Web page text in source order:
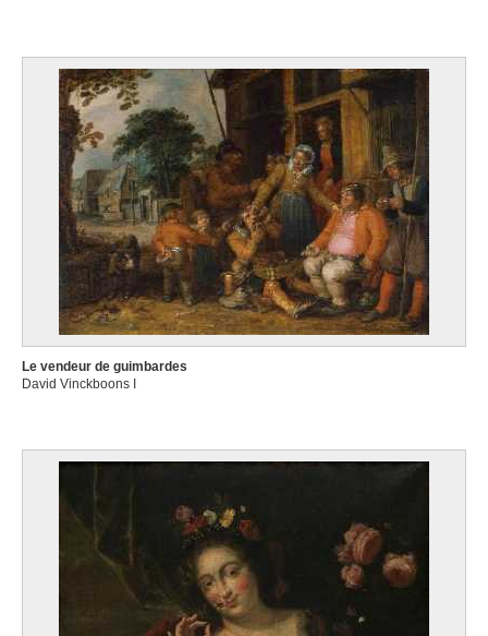
Le vendeur de guimbardes
David Vinckboons I